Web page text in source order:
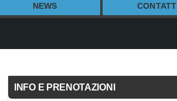
NEWS CONTATTI
INFO E PRENOTAZIONI